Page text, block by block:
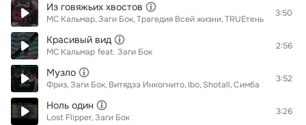
Из говяжьих хвостов
MC Кальмар Заги Бок Трагедия Всей жизни TRUEтень
3:50
Красивый вид
MC Кальмар feat. Заги Бок
2:56
Музло
Фриз Заги Бок Витядзэ Инкогнито Ibo Shotall Симба
3:52
Ноль один
Lost Flipper Заги Бок
3:26